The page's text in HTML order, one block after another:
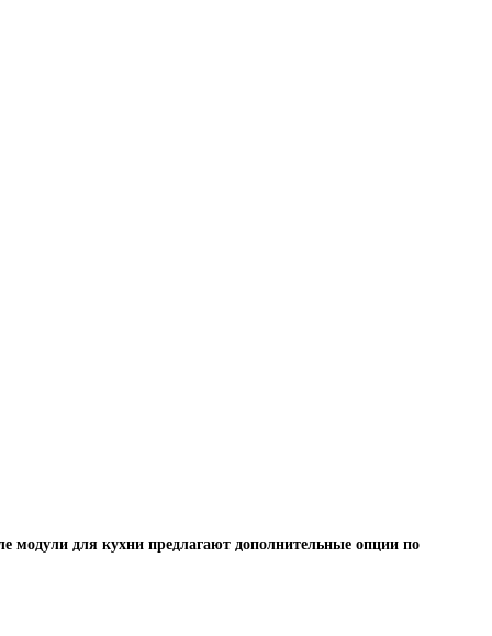
модули для кухни предлагают дополнительные опции по